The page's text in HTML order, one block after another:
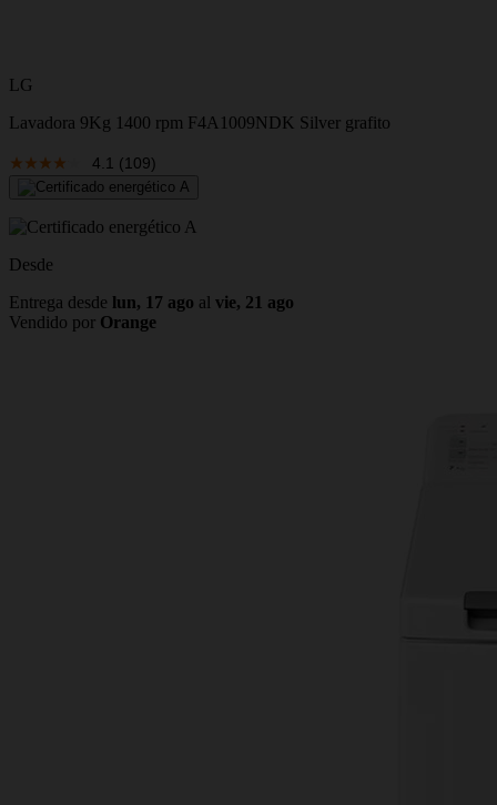
LG
Lavadora 9Kg 1400 rpm F4A1009NDK Silver grafito
4.1 (109)
Desde
Entrega desde lun, 17 ago al vie, 21 ago
Vendido por Orange